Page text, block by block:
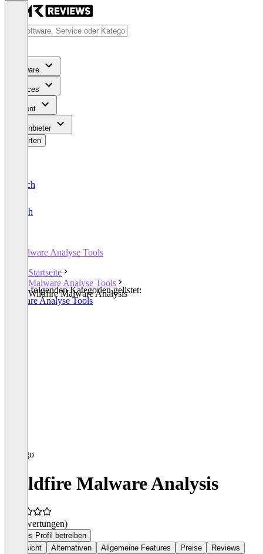
Software
Services
Content
Für Anbieter
Bewerten
Deutsch
English
Malware Analyse Tools
Startseite
Malware Analyse Tools
Wildfire Malware Analysis
In den folgenden Kategorien gelistet:
Malware Analyse Tools
Wildfire Malware Analysis
(0 Bewertungen)
Dieses Profil betreiben
Übersicht
Alternativen Allgemeine Features Preise Reviews